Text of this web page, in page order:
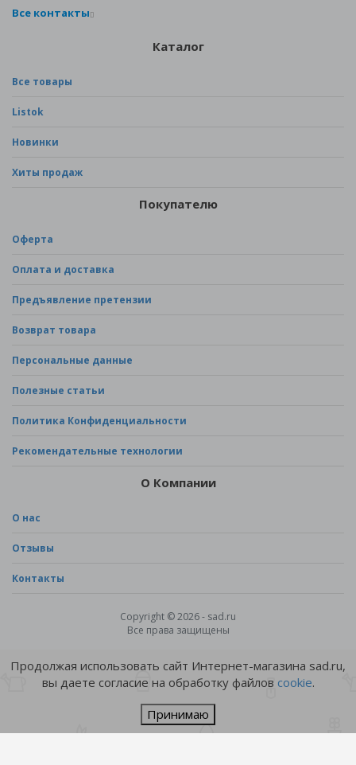
Все контакты
Каталог
Все товары
Listok
Новинки
Хиты продаж
Покупателю
Оферта
Оплата и доставка
Предъявление претензии
Возврат товара
Персональные данные
Полезные статьи
Политика Конфиденциальности
Рекомендательные технологии
О Компании
О нас
Отзывы
Контакты
Copyright © 2026 - sad.ru
Все права защищены
Продолжая использовать сайт Интернет-магазина sad.ru,
вы даете согласие на обработку файлов cookie.
Принимаю